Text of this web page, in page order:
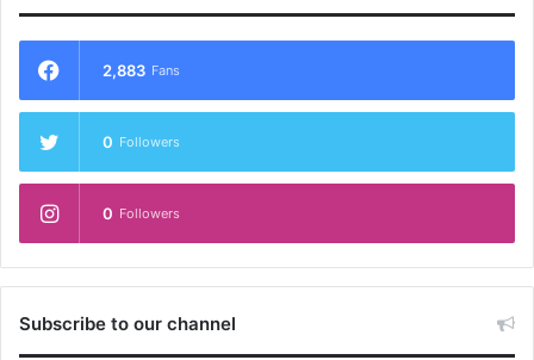
2,883 Fans
0 Followers
0 Followers
Subscribe to our channel